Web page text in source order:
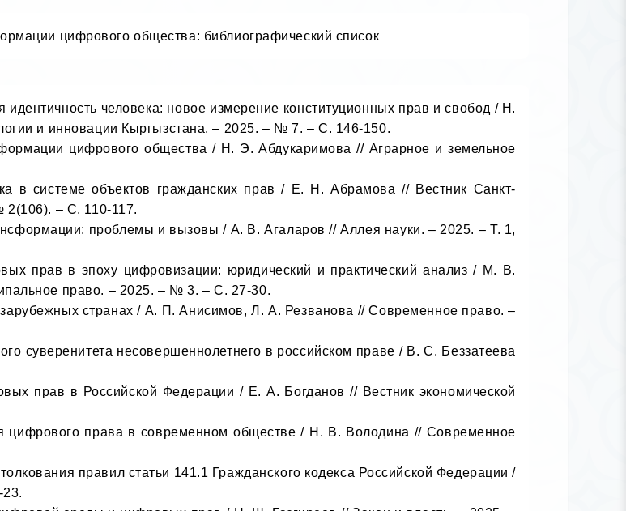
цифрового общества: библиографический список
человека: новое измерение конституционных прав и свобод / Н.
и инновации Кыргызстана. – 2025. – № 7. – С. 146-150.
цифрового общества / Н. Э. Абдукаримова // Аграрное и земельное
2(106). – С. 110-117.
проблемы и вызовы / А. В. Агаларов // Аллея науки. – 2025. – Т. 1,
право. – 2025. – № 3. – С. 27-30.
странах / А. П. Анисимов, Л. А. Резванова // Современное право. –
прав в Российской Федерации / Е. А. Богданов // Вестник экономической